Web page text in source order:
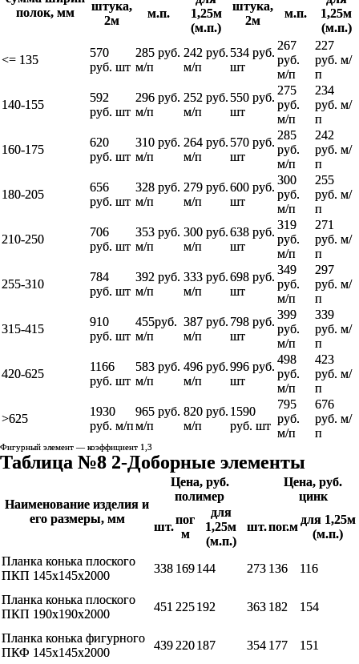
полок, мм
штука,
2м
м.п.
1,25м
(м.п.)
штука,
2м
м.п.
1,25м
(м.п.)
<= 135
570
руб. шт
285 руб.
м/п
242 руб.
м/п
534 руб.
шт
267
руб.
м/п
227
руб. м/
п
140-155
592
руб. шт
296 руб.
м/п
252 руб.
м/п
550 руб.
шт
275
руб.
м/п
234
руб. м/
п
160-175
620
руб. шт
310 руб.
м/п
264 руб.
м/п
570 руб.
шт
285
руб.
м/п
242
руб. м/
п
180-205
656
руб. шт
328 руб.
м/п
279 руб.
м/п
600 руб.
шт
300
руб.
м/п
255
руб. м/
п
210-250
706
руб. шт
353 руб.
м/п
300 руб.
м/п
638 руб.
шт
319
руб.
м/п
271
руб. м/
п
255-310
784
руб. шт
392 руб.
м/п
333 руб.
м/п
698 руб.
шт
349
руб.
м/п
297
руб. м/
п
315-415
910
руб. шт
455руб.
м/п
387 руб.
м/п
798 руб.
шт
399
руб.
м/п
339
руб. м/
п
420-625
1166
руб. шт
583 руб.
м/п
496 руб.
м/п
996 руб.
шт
498
руб.
м/п
423
руб. м/
п
>625
1930
руб. м/п
965 руб.
м/п
820 руб.
м/п
1590
руб. шт
795
руб.
м/п
676
руб. м/
п
Фигурный элемент — коэффициент 1,3
Таблица №8 2-Доборные элементы
Наименование изделия и
его размеры, мм
Цена, руб.
полимер
Цена, руб.
цинк
шт.
пог
м
для
1,25м
(м.п.)
шт.пог.м
для 1,25м
(м.п.)
Планка конька плоского
ПКП 145х145х2000
338 169144 273 136 116
Планка конька плоского
ПКП 190х190х2000
451 225192 363 182 154
Планка конька фигурного
ПКФ 145х145х2000
439220187 354 177 151